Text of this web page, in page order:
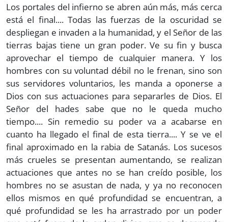
Los portales del infierno se abren aún más, más cerca
está el final.... Todas las fuerzas de la oscuridad se
despliegan e invaden a la humanidad, y el Señor de las
tierras bajas tiene un gran poder. Ve su fin y busca
aprovechar el tiempo de cualquier manera. Y los
hombres con su voluntad débil no le frenan, sino son
sus servidores voluntarios, les manda a oponerse a
Dios con sus actuaciones para separarles de Dios. El
Señor del hades sabe que no le queda mucho
tiempo.... Sin remedio su poder va a acabarse en
cuanto ha llegado el final de esta tierra.... Y se ve el
final aproximado en la rabia de Satanás. Los sucesos
más crueles se presentan aumentando, se realizan
actuaciones que antes no se han creído posible, los
hombres no se asustan de nada, y ya no reconocen
ellos mismos en qué profundidad se encuentran, a
qué profundidad se les ha arrastrado por un poder